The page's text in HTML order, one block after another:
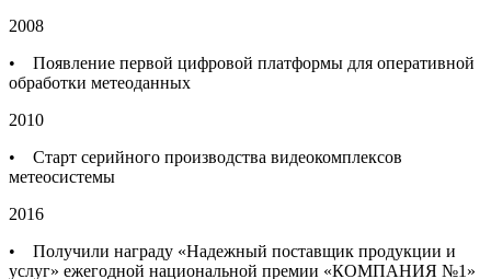
2008
• Появление первой цифровой платформы для оперативной
обработки метеоданных
2010
• Старт серийного производства видеокомплексов
метеосистемы
2016
• Получили награду «Надежный поставщик продукции и
услуг» ежегодной национальной премии «КОМПАНИЯ №1»